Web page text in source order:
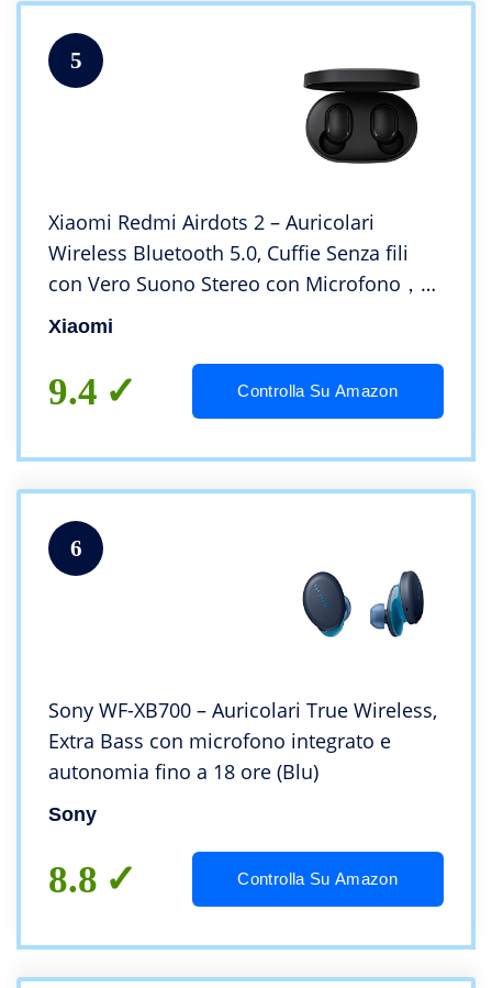
5
Xiaomi Redmi Airdots 2 – Auricolari
Wireless Bluetooth 5.0, Cuffie Senza fili
con Vero Suono Stereo con Microfono，
Nero
Xiaomi
9.4 Controlla Su Amazon
6
Sony WF-XB700 – Auricolari True Wireless,
Extra Bass con microfono integrato e
autonomia fino a 18 ore (Blu)
Sony
8.8 Controlla Su Amazon